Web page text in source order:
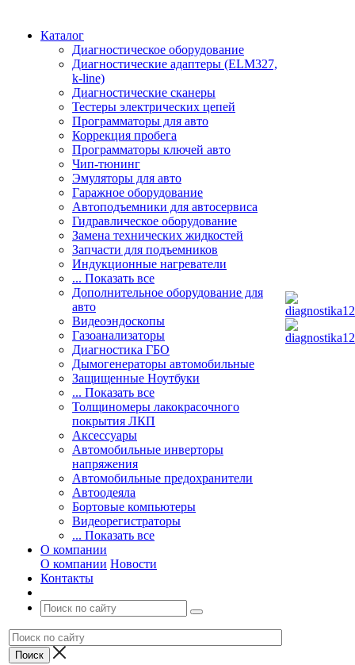
Каталог
Диагностическое оборудование
Диагностические адаптеры (ELM327,
k-line)
Диагностические сканеры
Тестеры электрических цепей
Программаторы для авто
Коррекция пробега
Программаторы ключей авто
Чип-тюнинг
Эмуляторы для авто
Гаражное оборудование
Автоподъемники для автосервиса
Гидравлическое оборудование
Замена технических жидкостей
Запчасти для подъемников
Индукционные нагреватели
... Показать все
Дополнительное оборудование для
авто
Видеоэндоскопы
Газоанализаторы
Диагностика ГБО
Дымогенераторы автомобильные
Защищенные Ноутбуки
... Показать все
Толщиномеры лакокрасочного
покрытия ЛКП
Аксессуары
Автомобильные инверторы
напряжения
Автомобильные предохранители
Автоодеяла
Бортовые компьютеры
Видеорегистраторы
... Показать все
О компании
О компании Новости
Контакты